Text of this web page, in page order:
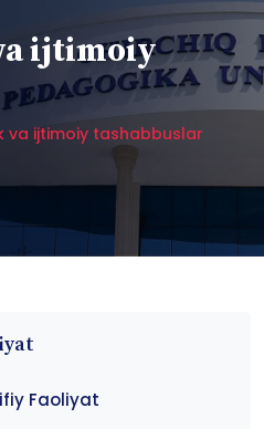
ijtimoiy
va ijtimoiy tashabbuslar
Faoliyat